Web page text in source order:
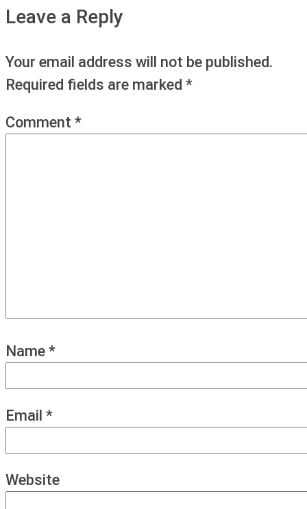
Leave a Reply
Your email address will not be published.
Required fields are marked *
Comment *
Name *
Email *
Website